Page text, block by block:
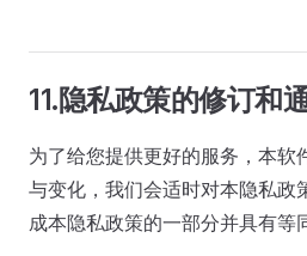
11.隐私政策的修订和
为了给您提供更好的服务，本软
与变化，我们会适时对本隐私政
成本隐私政策的一部分并具有等